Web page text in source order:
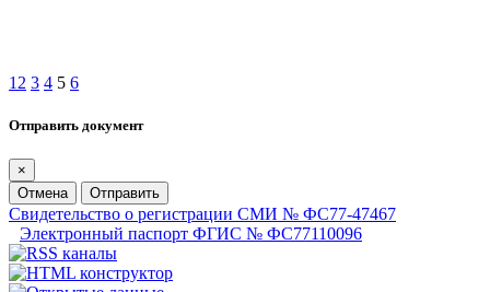
1 2 3 4 5 6
Отправить документ
×
Отмена
Отправить
Свидетельство о регистрации СМИ № ФС77-47467
Электронный паспорт ФГИС № ФС77110096